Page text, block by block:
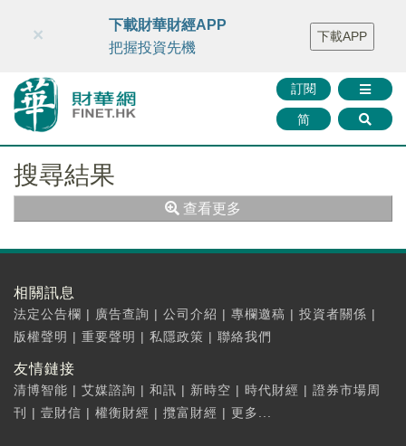
財華智庫網 FINTV FINMETA 財華證券 媒體矩陣
智庫沙龍
聯絡我們
訂閱
简
×
下載財華財經APP
把握投資先機
下載APP
搜尋結果
查看更多
相關訊息
法定公告欄 | 廣告查詢 | 公司介紹 | 專欄邀稿 | 投資者關係 |
版權聲明 | 重要聲明 | 私隱政策 | 聯絡我們
友情鏈接
清博智能 | 艾媒諮詢 | 和訊 | 新時空 | 時代財經 | 證券市場周
刊
| 壹財信 | 權衡財經 | 攬富財經 | 更多...